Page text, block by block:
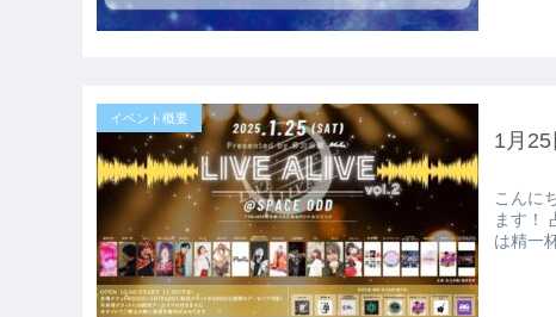
イベント概要
1月
こんにちは！ちろる
ます！ 占いもしてお芝居もして何の人なのかよく分かりませんが、当日